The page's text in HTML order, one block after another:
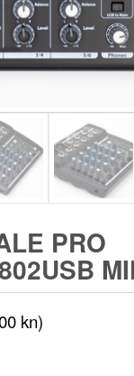
PRO
kn)